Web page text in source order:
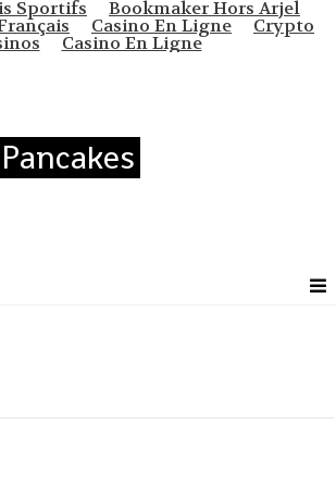
Sportifs Bookmaker Hors Arjel
Casino En Ligne Crypto
Casino En Ligne